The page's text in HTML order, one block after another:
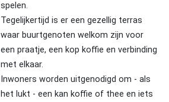
spelen.
Tegelijkertijd is er een gezellig terras
waar buurtgenoten welkom zijn voor
een praatje, een kop koffie en verbinding
met elkaar.
Inwoners worden uitgenodigd om - als
het lukt - een kan koffie of thee en iets